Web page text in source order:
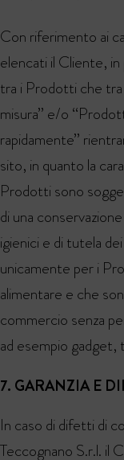
Con riferimento ai
elencati il Cliente,
tra i Prodotti che
misura” e/o
rapidamente”
sito, in quanto la
Prodotti sono
di una
igienici e di tutela
unicamente per i
alimentare e che
commercio senza
ad esempio
7. GARANZIA E
In caso di difetti di
Teccognano S.r.l. il